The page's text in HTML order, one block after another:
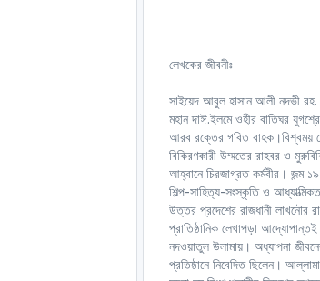
লেখকের জীবনীঃ
সাইয়েদ আবুল হাসান আলী নদভী
মহান দাঈ.ইলমে ওহীর বাতিঘর
আরব রক্তের গবিত বাহক।বিশ্বময়
বিকিরণকারী উম্মতের রাহবর ও
আহ্বানে চিরজাগ্রত কর্মবীর। জন্ম
শিল্প-সাহিত্য-সংস্কৃতি ও
উত্তর প্রদেশের রাজধানী লাখনৌর
প্রাতিষ্ঠানিক লেখাপড়া
নদওয়াতুল উলামায়। অধ্যাপনা
প্রতিষ্ঠানে নিবেদিত ছিলেন।